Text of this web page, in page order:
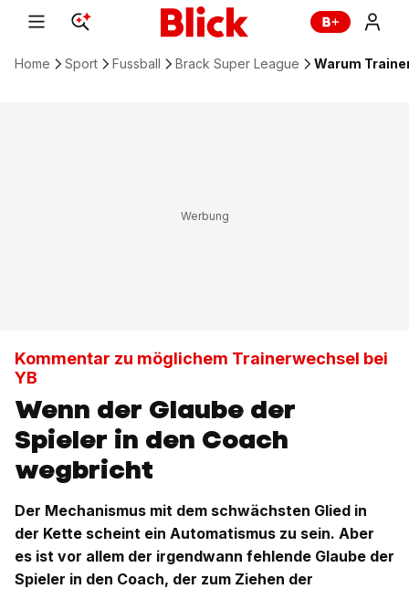
Home Sport Fussball Brack Super League Warum
Kommentar zu möglichem Trainerwechsel bei
YB
Wenn der Glaube der
Spieler in den Coach
wegbricht
Der Mechanismus mit dem schwächsten Glied in
der Kette scheint ein Automatismus zu sein. Aber
es ist vor allem der irgendwann fehlende Glaube der
Spieler in den Coach, der zum Ziehen der